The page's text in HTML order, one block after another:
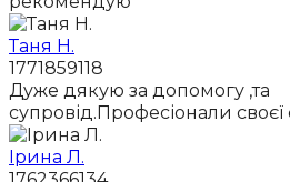
Таня Н.
1771859118
Дуже дякую за допомогу ,та
супровід.Професіонали своєї
Ірина Л.